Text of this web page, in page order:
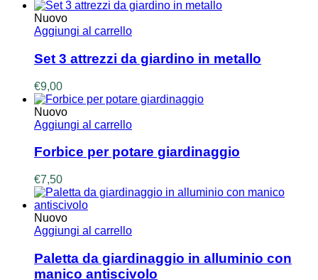
Nuovo
Aggiungi al carrello
Set 3 attrezzi da giardino in metallo
€9,00
Nuovo
Aggiungi al carrello
Forbice per potare giardinaggio
€7,50
Nuovo
Aggiungi al carrello
Paletta da giardinaggio in alluminio con
manico antiscivolo